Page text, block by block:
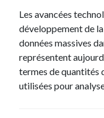
Les avancées
développement de
données massives
représentent
termes de
utilisées pour